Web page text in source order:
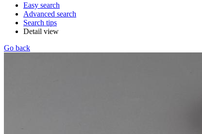
Easy search
Advanced search
Search tips
Detail view
Go back